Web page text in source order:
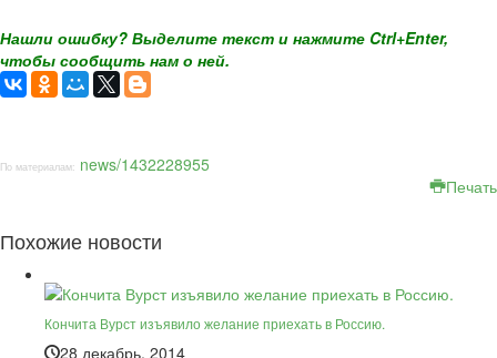
Нашли ошибку? Выделите текст и нажмите Ctrl+Enter,
чтобы сообщить нам о ней.
По материалам: news/1432228955
Печать
Похожие новости
Кончита Вурст изъявило желание приехать в Россию.
28 декабрь, 2014